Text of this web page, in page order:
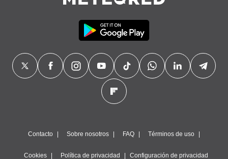
Contacto Sobre nosotros FAQ Términos de uso
Cookies Política de privacidad Configuración de privacidad